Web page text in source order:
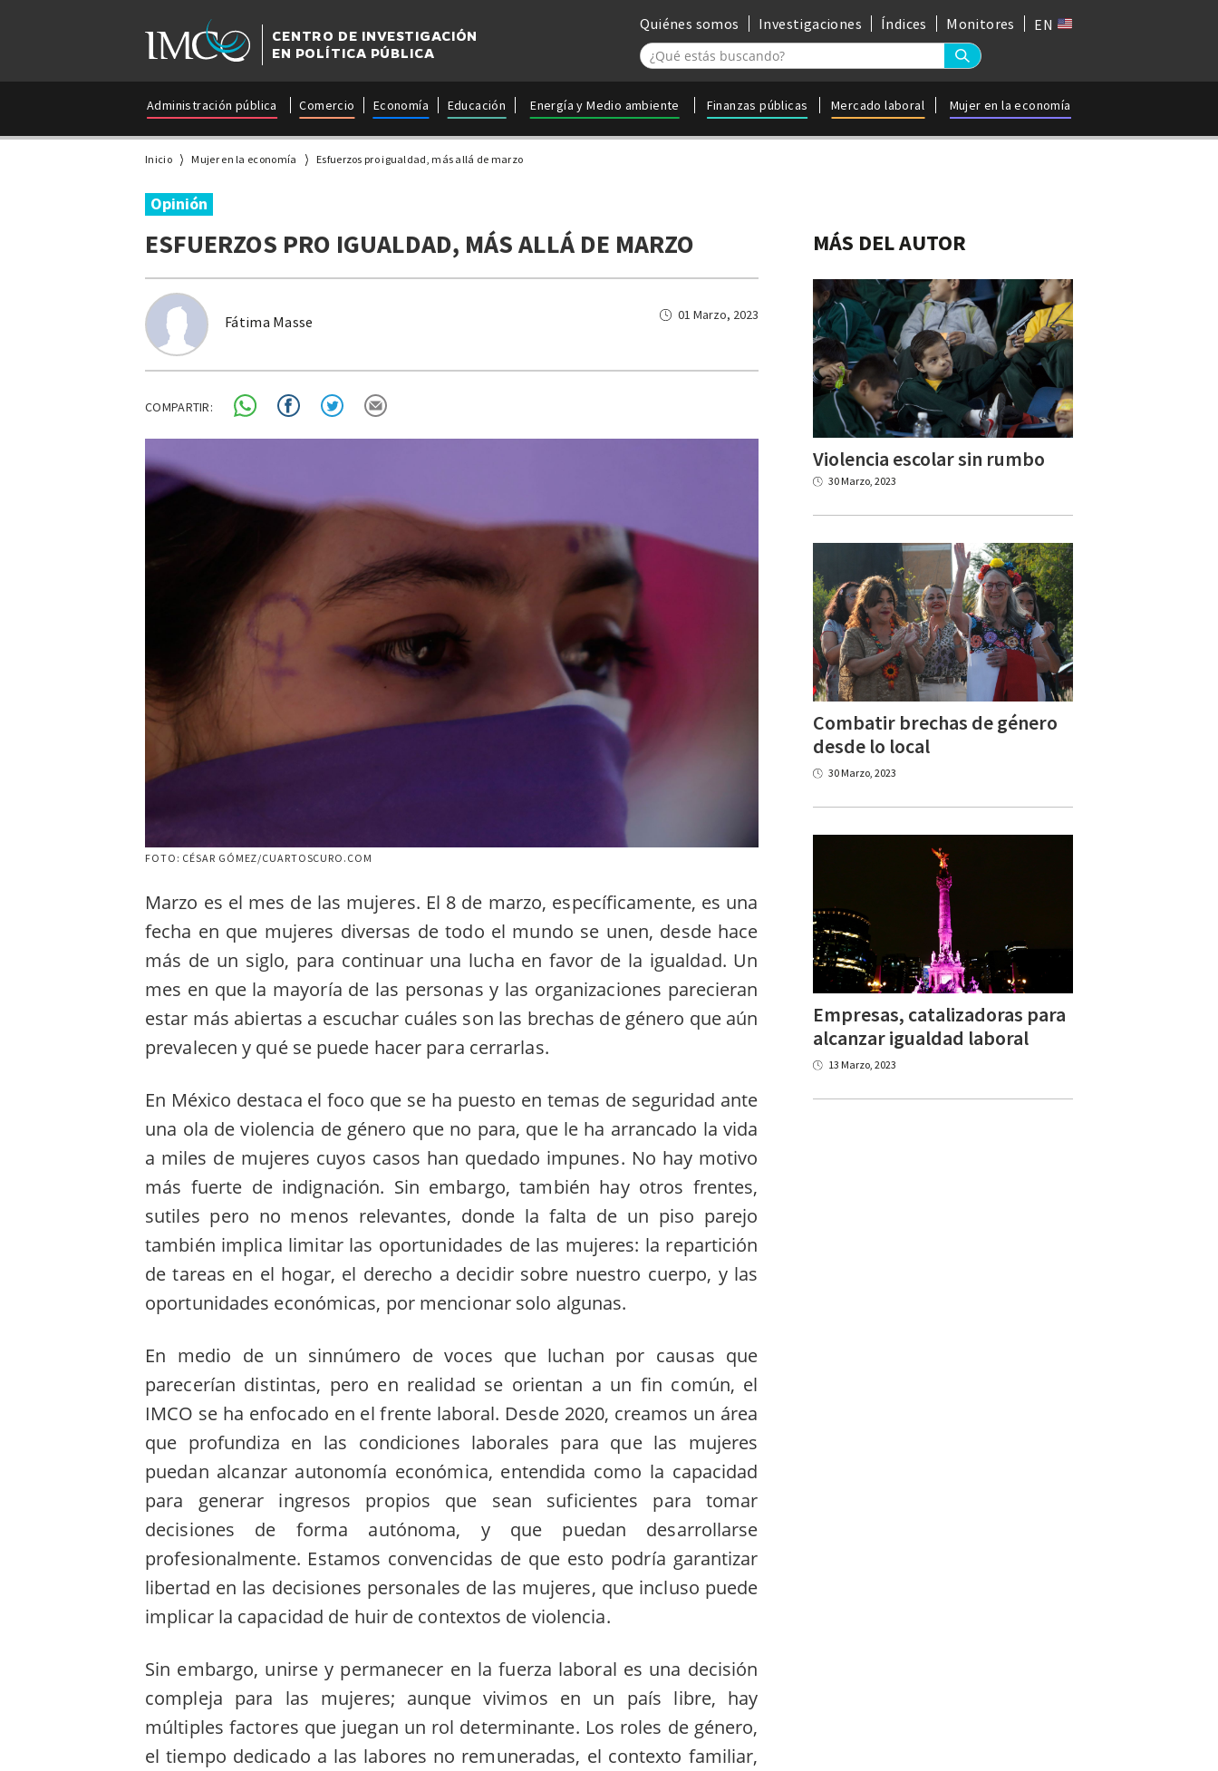
CENTRO DE INVESTIGACIÓN
EN POLÍTICA PÚBLICA
Quiénes somos Investigaciones Índices Monitores EN
Administración pública Comercio Economía Educación Energía y Medio ambiente Finanzas públicas Mercado laboral Mujer en la economía
Inicio Mujer en la economía Esfuerzos pro igualdad, más allá de marzo
Opinión
ESFUERZOS PRO IGUALDAD, MÁS ALLÁ DE MARZO
Fátima Masse 01 Marzo, 2023
COMPARTIR:
FOTO: CÉSAR GÓMEZ/CUARTOSCURO.COM
Marzo es el mes de las mujeres. El 8 de marzo, específicamente, es una
fecha en que mujeres diversas de todo el mundo se unen, desde hace
más de un siglo, para continuar una lucha en favor de la igualdad. Un
mes en que la mayoría de las personas y las organizaciones parecieran
estar más abiertas a escuchar cuáles son las brechas de género que aún
prevalecen y qué se puede hacer para cerrarlas.
En México destaca el foco que se ha puesto en temas de seguridad ante
una ola de violencia de género que no para, que le ha arrancado la vida
a miles de mujeres cuyos casos han quedado impunes. No hay motivo
más fuerte de indignación. Sin embargo, también hay otros frentes,
sutiles pero no menos relevantes, donde la falta de un piso parejo
también implica limitar las oportunidades de las mujeres: la repartición
de tareas en el hogar, el derecho a decidir sobre nuestro cuerpo, y las
oportunidades económicas, por mencionar solo algunas.
En medio de un sinnúmero de voces que luchan por causas que
parecerían distintas, pero en realidad se orientan a un fin común, el
IMCO se ha enfocado en el frente laboral. Desde 2020, creamos un área
que profundiza en las condiciones laborales para que las mujeres
puedan alcanzar autonomía económica, entendida como la capacidad
para generar ingresos propios que sean suficientes para tomar
decisiones de forma autónoma, y que puedan desarrollarse
profesionalmente. Estamos convencidas de que esto podría garantizar
libertad en las decisiones personales de las mujeres, que incluso puede
implicar la capacidad de huir de contextos de violencia.
Sin embargo, unirse y permanecer en la fuerza laboral es una decisión
compleja para las mujeres; aunque vivimos en un país libre, hay
múltiples factores que juegan un rol determinante. Los roles de género,
el tiempo dedicado a las labores no remuneradas, el contexto familiar,
MÁS DEL AUTOR
Violencia escolarsin rumbo
30 Marzo, 2023
Combatir brechas de género
desde lo local
30 Marzo, 2023
Empresas, catalizadoras para
alcanzar igualdad laboral
13 Marzo, 2023